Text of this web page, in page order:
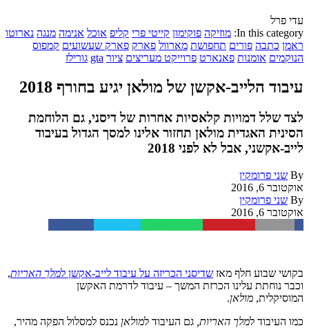
עדי פרל
In this category: מוזיקה פוקימון קייטי פרי קליפ אוכל אנימה מנגה נארוטו
ראמן כתבה פורים תחפושת מארוול פארק פארק שעשועים קמפוס
הנוקמים אומנות פאנארט פרוייקט מעריצים ציור gta גורילז
עיבוד הלייב-אקשן של מולאן יגיע בחורף 2018
לצד שלל דמויות קלאסיות אחרות של דיסני, גם הלוחמת
הסינית האגדית מולאן תחזור אלינו למסך הגדול בעיבוד
לייב-אקשני, אבל לא לפני 2018
By שני פרומקין
אוקטובר 6, 2016
By שני פרומקין
אוקטובר 6, 2016
בקושי שבוע חלף מאז שדיסני הכריזה על עיבוד לייב-אקשן למלך האריות,
וכבר נוחתת עלינו הכרזת המשך – עיבוד לדרמת האקשן
המוסיקלית, מולאן.
כמו העיבוד למלך האריות, גם העיבוד למולאן נכנס למסלול הפקה מהיר,